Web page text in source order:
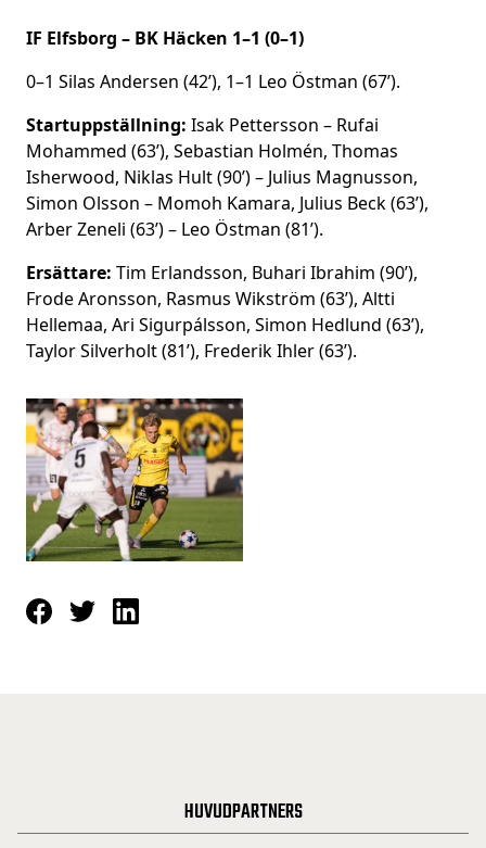
IF Elfsborg – BK Häcken 1–1 (0–1)
0–1 Silas Andersen (42’), 1–1 Leo Östman (67’).
Startuppställning: Isak Pettersson – Rufai
Mohammed (63’), Sebastian Holmén, Thomas
Isherwood, Niklas Hult (90’) – Julius Magnusson,
Simon Olsson – Momoh Kamara, Julius Beck (63’),
Arber Zeneli (63’) – Leo Östman (81’).
Ersättare: Tim Erlandsson, Buhari Ibrahim (90’),
Frode Aronsson, Rasmus Wikström (63’), Altti
Hellemaa, Ari Sigurpálsson, Simon Hedlund (63’),
Taylor Silverholt (81’), Frederik Ihler (63’).
HUVUDPARTNERS